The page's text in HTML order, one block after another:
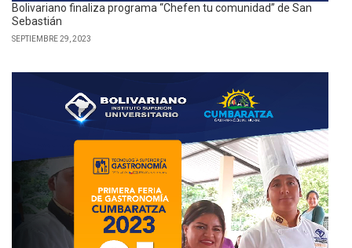
Bolivariano finaliza programa “Chefen tu comunidad” de San
Sebastián
SEPTIEMBRE 29, 2023